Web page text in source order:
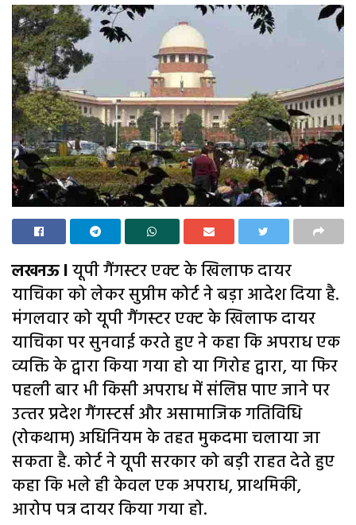
लखनऊ lयूपी गैंगस्टर एक्ट के खिलाफ दायर
याचिका को लेकर सुप्रीम कोर्ट ने बड़ा आदेश दिया है.
मंगलवार को यूपी गैंगस्टर एक्ट के खिलाफ दायर
याचिका पर सुनवाई करते हुए ने कहा कि अपराध एक
व्यक्ति के द्वारा किया गया हो या गिरोह द्वारा, या फिर
पहली बार भी किसी अपराध में संलिप्त पाए जाने पर
उत्‍तर प्रदेश गैंगस्‍टर्स और असामाजिक गतिविधि
(रोकथाम) अधिनियम के तहत मुकदमा चलाया जा
सकता है. कोर्ट ने यूपी सरकार को बड़ी राहत देते हुए
कहा कि भले ही केवल एक अपराध, प्राथमिकी,
आरोप पत्र दायर किया गया हो.